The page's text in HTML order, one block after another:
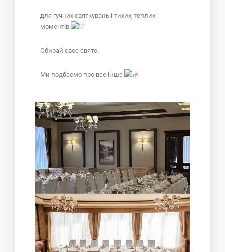
для гучних святкувань і тихих, теплих
моментів
Обирай своє свято.
Ми подбаємо про все інше